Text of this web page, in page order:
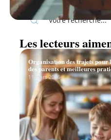
Les lecteurs
Organisation des trajets pour
des parents et meilleures
11 mars 2026